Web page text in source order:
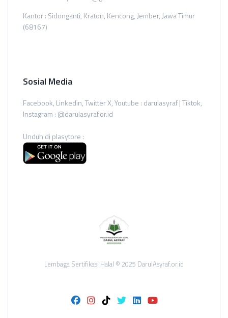
Kantor : Sidonganti, Kraton, Kencong, Jember, Jawa Timur
(68167)
Sosial Media
Facebook, Linkedin, Twitter X, Youtube : darulasyraf | Tiktok,
Instagram : @darulasyraf.or.id
Unduh di plasytore :
Lembaga Sertifikasi Halal © 2025 DarulAsyraf.or.id